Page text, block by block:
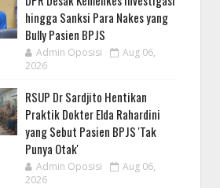
hingga Sanksi Para Nakes yang
Bully Pasien BPJS
Admin Oposisi
Aug 06,
2026
RSUP Dr Sardjito Hentikan
Praktik Dokter Elda Rahardini
yang Sebut Pasien BPJS 'Tak
Punya Otak'
Admin Oposisi
Aug 06,
2026